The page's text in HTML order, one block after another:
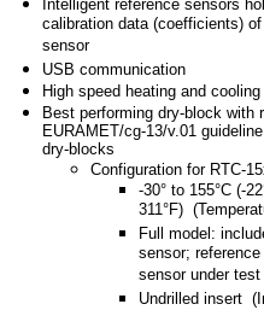
Intelligent reference sensors
calibration data (coefficients)
sensor
USB communication
High speed heating and
Best performing dry-block with
EURAMET/cg-13/v.01
dry-blocks
Configuration for RTC-
-30° to 155°C (-
311°F)
Full model:
sensor;
sensor under
Undrilled insert